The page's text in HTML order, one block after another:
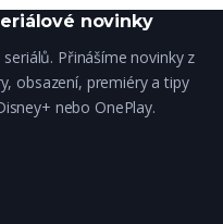
novinky
Přinášíme novinky z
obsazení, premiéry a tipy
nebo OnePlay.